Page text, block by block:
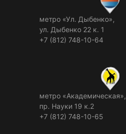
метро «Ул. Дыбенко»,
ул. Дыбенко 22 к. 1
+7 (812) 748-10-64
метро «Академическая»,
пр. Науки 19 к.2
+7 (812) 748-10-65